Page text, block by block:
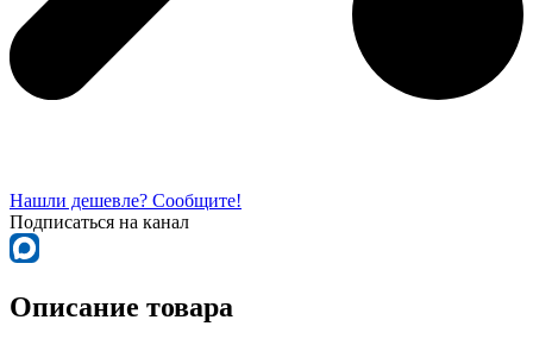
Нашли дешевле? Сообщите!
Подписаться на канал
Описание товара